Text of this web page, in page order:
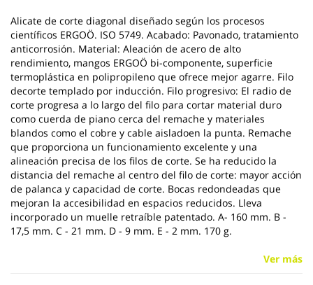
Alicate de corte diagonal diseñado según los procesos
científicos ERGOÖ. ISO 5749. Acabado: Pavonado, tratamiento
anticorrosión. Material: Aleación de acero de alto
rendimiento, mangos ERGOÖ bi-componente, superficie
termoplástica en polipropileno que ofrece mejor agarre. Filo
decorte templado por inducción. Filo progresivo: El radio de
corte progresa a lo largo del filo para cortar material duro
como cuerda de piano cerca del remache y materiales
blandos como el cobre y cable aisladoen la punta. Remache
que proporciona un funcionamiento excelente y una
alineación precisa de los filos de corte. Se ha reducido la
distancia del remache al centro del filo de corte: mayor acción
de palanca y capacidad de corte. Bocas redondeadas que
mejoran la accesibilidad en espacios reducidos. Lleva
incorporado un muelle retraíble patentado. A- 160 mm. B -
17,5 mm. C - 21 mm. D - 9 mm. E - 2 mm. 170 g.
Ver más
de
imágenes